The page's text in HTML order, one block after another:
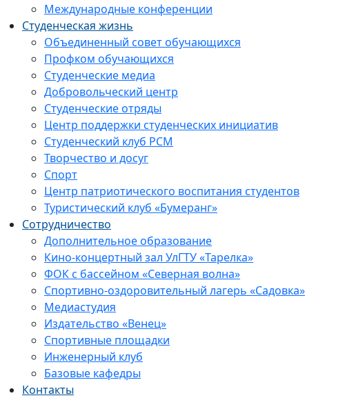
Международные конференции
Студенческая жизнь
Объединенный совет обучающихся
Профком обучающихся
Студенческие медиа
Добровольческий центр
Студенческие отряды
Центр поддержки студенческих инициатив
Студенческий клуб РСМ
Творчество и досуг
Спорт
Центр патриотического воспитания студентов
Туристический клуб «Бумеранг»
Сотрудничество
Дополнительное образование
Кино-концертный зал УлГТУ «Тарелка»
ФОК с бассейном «Северная волна»
Спортивно-оздоровительный лагерь «Садовка»
Медиастудия
Издательство «Венец»
Спортивные площадки
Инженерный клуб
Базовые кафедры
Контакты